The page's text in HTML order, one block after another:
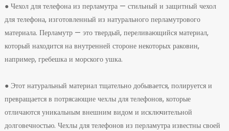
● Чехол для телефона из перламутра — стильный и защитный чехол
для телефона, изготовленный из натурального перламутрового
материала. Перламутр — это твердый, переливающийся материал,
который находится на внутренней стороне некоторых раковин,
например, гребешка и морского ушка.
● Этот натуральный материал тщательно добывается, полируется и
превращается в потрясающие чехлы для телефонов, которые
отличаются уникальным внешним видом и исключительной
долговечностью. Чехлы для телефонов из перламутра известны своей